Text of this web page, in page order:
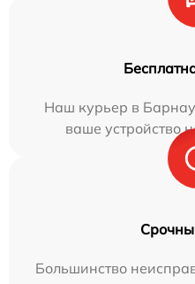
Наш курьер в
ваше устройство
Большинство